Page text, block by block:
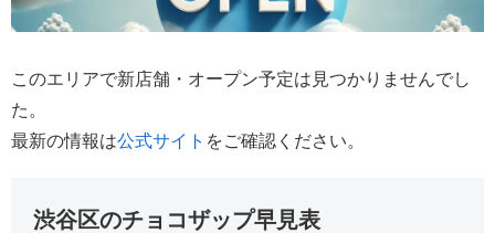
このエリアで新店舗・オープン予定は見つかりませんでし
た。
最新の情報は公式サイト をご確認ください。
渋谷区のチョコザップ早見表